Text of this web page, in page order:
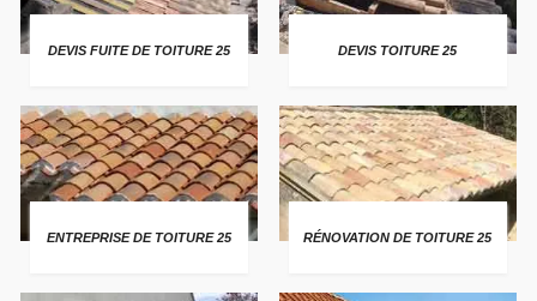
DEVIS FUITE DE TOITURE 25 DEVIS TOITURE 25
ENTREPRISE DE TOITURE 25 RÉNOVATION DE TOITURE 25